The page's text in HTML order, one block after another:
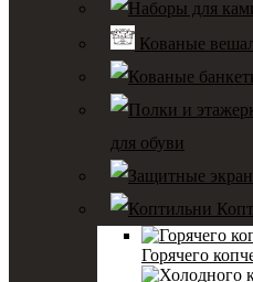
Кованые
для обуви
Горячего